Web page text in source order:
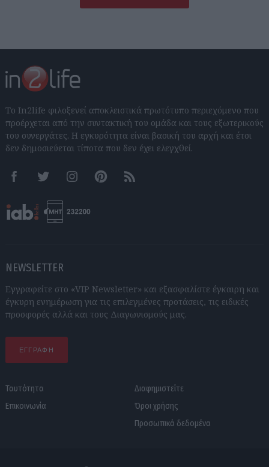
Το In2life φιλοξενεί αποκλειστικά πρωτότυπο περιεχόμενο που
προέρχεται από την συντακτική του ομάδα και τους εξωτερικούς
του συνεργάτες. Η εγκυρότητα είναι βασική του αρχή και έτσι
δεν δημοσιεύεται τίποτα που δεν έχει ελεγχθεί.
FacebookTwitter InstagramPinterestRSS feeds
NEWSLETTER
Εγγραφείτε στο «VIP Newsletter» και εξασφαλίστε έγκαιρη και
έγκυρη ενημέρωση για τις επιλεγμένες προτάσεις, τις ειδικές
προσφορές αλλά και τους Διαγωνισμούς μας.
ΕΓΓΡΑΦΗ
Ταυτότητα
Επικοινωνία
Διαφημιστείτε
Όροι χρήσης
Προσωπικά δεδομένα